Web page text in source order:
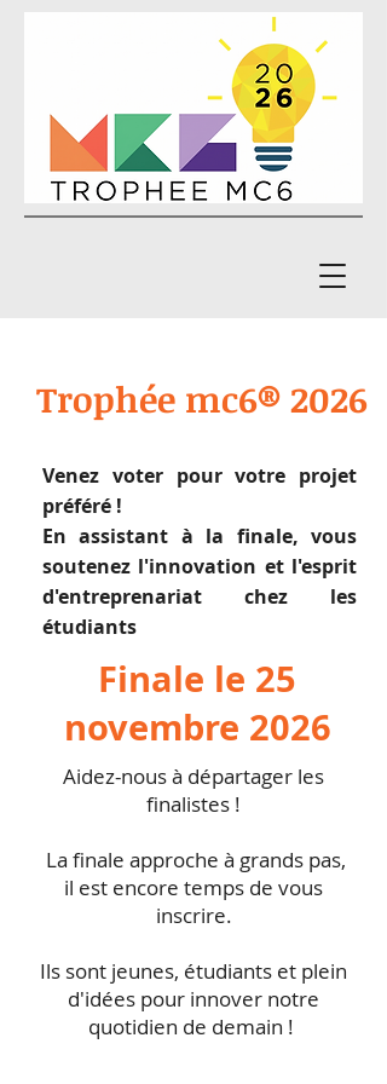
Trophée mc6® 2026
Venez voter pour votre projet
préféré !
En assistant à la finale, vous
soutenez l'innovation et l'esprit
d'entreprenariat chez les
étudiants
Finale le 25
novembre 2026
Aidez-nous à départager les
finalistes !
La finale approche à grands pas,
il est encore temps de vous
inscrire.
Ils sont jeunes, étudiants et plein
d'idées pour innover notre
quotidien de demain !